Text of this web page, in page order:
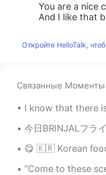
You are a nice
And I like that
JP EN
Atsushi
日の夜は家で一
この状況で外
曜日の夜は家で
Откройте HelloTalk,
Связанные Моменты
I know that there is a virus going around
今日BRINJALフライを食べました。美味しかったです!今日はSimple
😋 🇰🇷 Korean food in London 🇬🇧 😋 In recent
“Come to these scenes of peace” by William